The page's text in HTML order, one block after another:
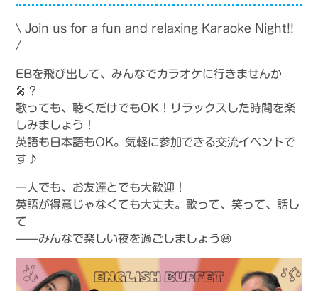
\ Join us for a fun and relaxing Karaoke Night!!
/
EBを飛び出して、みんなでカラオケに行きませんか
🎤？
歌っても、聴くだけでもOK！リラックスした時間を楽
しみましょう！
英語も日本語もOK。気軽に参加できる交流イベントで
す♪
一人でも、お友達とでも大歓迎！
英語が得意じゃなくても大丈夫。歌って、笑って、話し
て
——みんなで楽しい夜を過ごしましょう😃